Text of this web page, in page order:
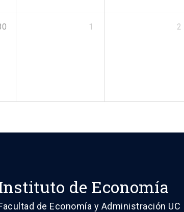
1 2
de Economía
de Economía y Administración UC